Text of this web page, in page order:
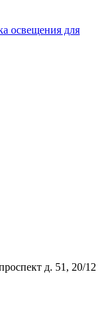
освещения для
д. 51, 20/12